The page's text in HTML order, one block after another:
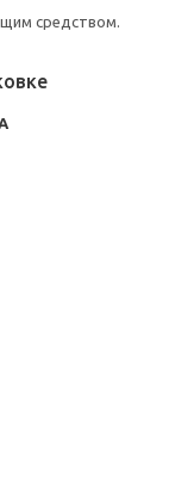
средством.